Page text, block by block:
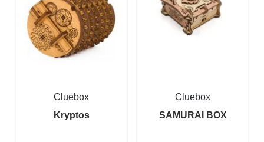
Cluebox
Kryptos
Cluebox
SAMURAI BOX